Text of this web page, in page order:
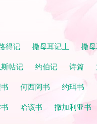
得记 撒母耳记上
撒
帖记 约伯记 诗篇
何西阿书
约珥书
哈该书
撒加利亚书